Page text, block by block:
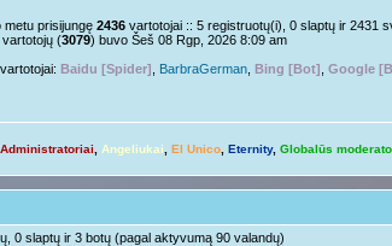
» Nelabai..
o tu? Juk irgi
»
»ačiū ačiū ir jus
»Ir tave
Su naujais mokslo metais
aha
metu prisijungę 2436 vartotojai :: 5 registruotų(i), 0 slaptų ir 2431
vartotojų (3079) buvo Šeš 08 Rgp, 2026 8:09 am
Baidu [Spider] BarbraGerman Bing [Bot] Google
Administratoriai Angeliukai El Unico Eternity, Globalūs
0 slaptų ir 3 botų (pagal aktyvumą 90 valandų)